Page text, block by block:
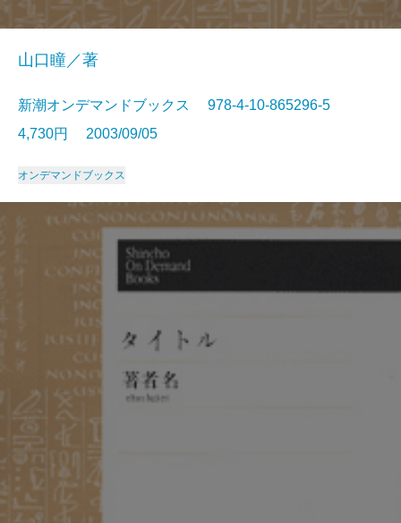
山口瞳／著
新潮オンデマンドブックス 978-4-10-865296-5
4,730円 2003/09/05
オンデマンドブックス